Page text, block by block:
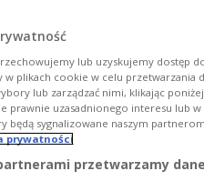
zapachy są ponadczasowe
więcej na temat:
z logotypami
lub uzyskujemy dostęp
plikach cookie w celu przetwarzania
lub zarządzać nimi, klikając
prawnie uzasadnionego interesu lub
będą sygnalizowane naszym
prywatności
przetwarzamy